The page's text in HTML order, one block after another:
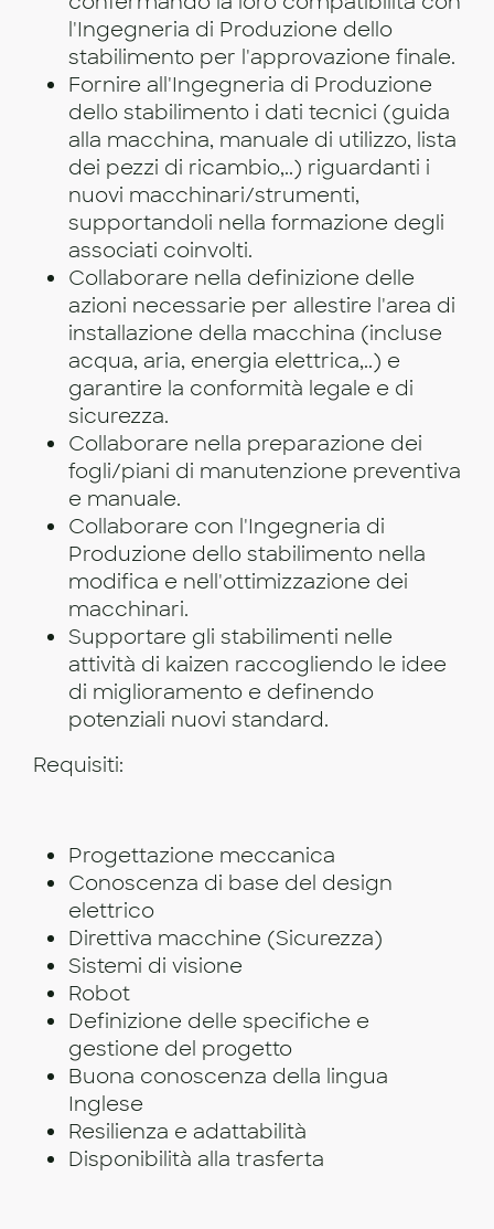
l'Ingegneria di Produzione dello
stabilimento per l'approvazione finale.
Fornire all'Ingegneria di Produzione
dello stabilimento i dati tecnici (guida
alla macchina, manuale di utilizzo, lista
dei pezzi di ricambio,..) riguardanti i
nuovi macchinari/strumenti,
supportandoli nella formazione degli
associati coinvolti.
Collaborare nella definizione delle
azioni necessarie per allestire l'area di
installazione della macchina (incluse
acqua, aria, energia elettrica,..) e
garantire la conformità legale e di
sicurezza.
Collaborare nella preparazione dei
fogli/piani di manutenzione preventiva
e manuale.
Collaborare con l'Ingegneria di
Produzione dello stabilimento nella
modifica e nell'ottimizzazione dei
macchinari.
Supportare gli stabilimenti nelle
attività di kaizen raccogliendo le idee
di miglioramento e definendo
potenziali nuovi standard.
Requisiti:
Progettazione meccanica
Conoscenza di base del design
elettrico
Direttiva macchine (Sicurezza)
Sistemi di visione
Robot
Definizione delle specifiche e
gestione del progetto
Buona conoscenza della lingua
Inglese
Resilienza e adattabilità
Disponibilità alla trasferta